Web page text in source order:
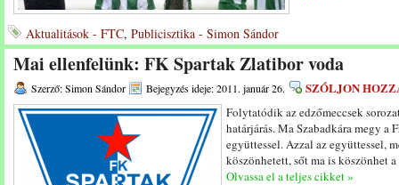
Aktualitások - FTC, Publicisztika - Simon Sándor
Mai ellenfelünk: FK Spartak Zlatibor voda
Szerző: Simon Sándor Bejegyzés ideje: 2011. január 26. SZÓLJON
Folytatódik az edzőmeccsek
határjárás. Ma Szabadkára megy
együttessel. Azzal az együttessel,
köszönhetett, sőt ma is köszönhet
Olvassa el a teljes cikket »